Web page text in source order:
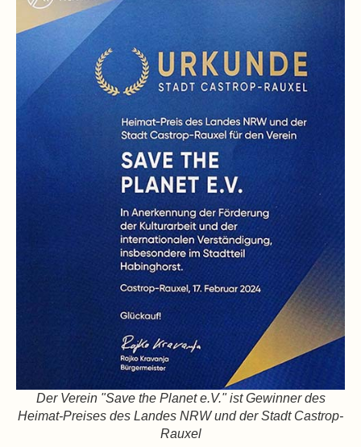
Der Verein "Save the Planet e.V." ist Gewinner des
Heimat-Preises des Landes NRW und der Stadt Castrop-
Rauxel